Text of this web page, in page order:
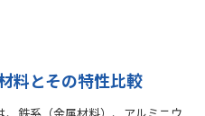
料とその特性比較